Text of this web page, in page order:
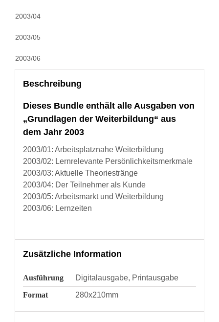
2003/04
2003/05
2003/06
Beschreibung
Dieses Bundle enthält alle Ausgaben von
„Grundlagen der Weiterbildung“ aus
dem Jahr 2003
2003/01: Arbeitsplatznahe Weiterbildung
2003/02: Lernrelevante Persönlichkeitsmerkmale
2003/03: Aktuelle Theoriestränge
2003/04: Der Teilnehmer als Kunde
2003/05: Arbeitsmarkt und Weiterbildung
2003/06: Lernzeiten
Zusätzliche Information
Ausführung Digitalausgabe, Printausgabe
Format 280x210mm